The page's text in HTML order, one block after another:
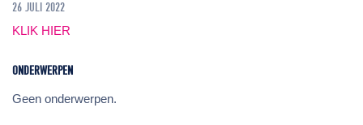
26 JULI 2022
KLIK HIER
ONDERWERPEN
Geen onderwerpen.